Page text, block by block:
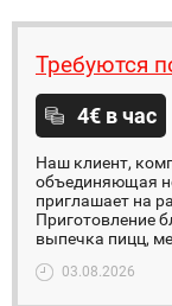
Требуются
4€ в час
Наш клиент,
объединяющая
приглашает на
Приготовление
выпечка пицц,
03.08.2026